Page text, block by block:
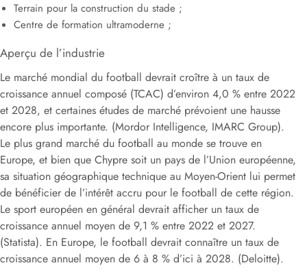
Terrain pour la construction du stade ;
Centre de formation ultramoderne ;
Aperçu de l’industrie
Le marché mondial du football devrait croître à un taux de
croissance annuel composé (TCAC) d’environ 4,0 % entre 2022
et 2028, et certaines études de marché prévoient une hausse
encore plus importante. (Mordor Intelligence, IMARC Group).
Le plus grand marché du football au monde se trouve en
Europe, et bien que Chypre soit un pays de l’Union européenne,
sa situation géographique technique au Moyen-Orient lui permet
de bénéficier de l’intérêt accru pour le football de cette région.
Le sport européen en général devrait afficher un taux de
croissance annuel moyen de 9,1 % entre 2022 et 2027.
(Statista). En Europe, le football devrait connaître un taux de
croissance annuel moyen de 6 à 8 % d’ici à 2028. (Deloitte).